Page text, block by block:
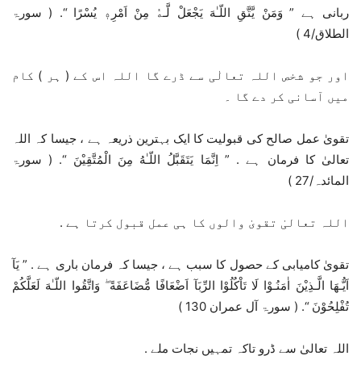
ربانی ہے ” وَمَنْ يَّتَّقِ اللّـٰهَ يَجْعَلْ لَّـهٝ مِنْ اَمْرِهٖ يُسْرًا “. ( سورۃ
الطلاق/4 )
اور جو شخص اللہ تعالٰی سے ڈرے گا اللہ اس کے ( ہر ) کام
میں آسانی کر دے گا ۔
تقویٰ عمل صالح کی قبولیت کا ایک بہترین ذریعہ ہے ، جیسا کہ اللہ
تعالیٰ کا فرمان ہے . ” اِنَّمَا يَتَقَبَّلُ اللّـٰهُ مِنَ الْمُتَّقِيْنَ “. ( سورۃ
المائدہ/27 )
اللہ تعالیٰ تقویٰ والوں کا ہی عمل قبول کرتا ہے .
تقویٰ کامیابی کے حصول کا سبب ہے ، جیسا کہ فرمان باری ہے . ” يَآ
اَيُّـهَا الَّـذِيْنَ اٰمَنُـوْا لَا تَاْكُلُوْا الرِّبَآ اَضْعَافًا مُّضَاعَفَةً ۖ وَاتَّقُوا اللّـٰهَ لَعَلَّكُمْ
تُفْلِحُوْنَ “. ( سورۃ آل عمران 130 )
اللہ تعالیٰ سے ڈرو تاکہ تمہیں نجات ملے .